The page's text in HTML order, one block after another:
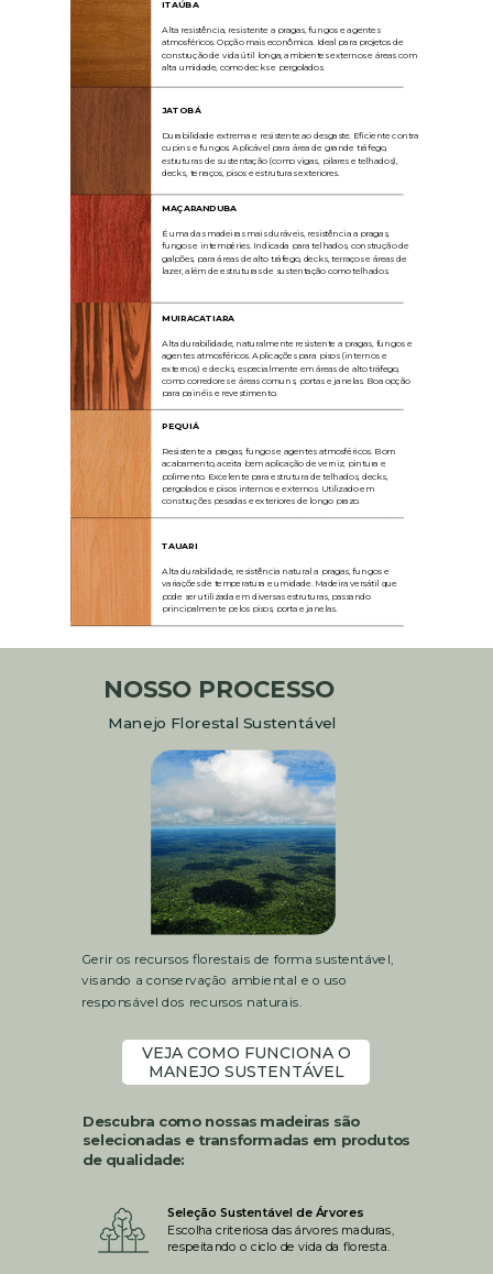
Manejo Florestal Sustentável
NOSSO PROCESSO
Gerir os recursos florestais de forma sustentável,
visando a conservação ambiental e o uso
responsável dos recursos naturais.
Descubra como nossas madeiras são
selecionadas e transformadas em produtos
de qualidade:
Seleção Sustentável de Árvores
Escolha criteriosa das árvores maduras,
respeitando o ciclo devida da floresta.
ITAÚBA
Alta resistência, resistente a pragas, fungos e agentes
atmosféricos. Opção mais econômica. Ideal para projetos de
construção de vida útil longa, ambientes externos e áreas com
alta umidade, como decks e pergolados.
JATOBÁ
Durabilidade extrema e resistente ao desgaste. Eficiente contra
cupins e fungos. Aplicável para área de grande tráfego,
estruturas de sustentação (como vigas, pilares e telhados),
decks, terraços, pisos e estruturas exteriores.
MAÇARANDUBA
É uma das madeiras mais duráveis, resistência a pragas,
fungos e intempéries. Indicada para telhados, construção de
galpões, para áreas de alto tráfego, decks, terraços e áreas de
lazer, além de estruturas de sustentação como telhados.
MUIRACATIARA
Alta durabilidade, naturalmente resistente a pragas, fungos e
agentes atmosféricos. Aplicações para pisos (internos e
externos) e decks, especialmente em áreas de alto tráfego,
como corredores e áreas comuns, portas e janelas. Boa opção
para painéis e revestimento.
PEQUIÁ
Resistente a pragas, fungos e agentes atmosféricos. Bom
acabamento, aceita bem aplicação de verniz, pintura e
polimento. Excelente para estrutura de telhados, decks,
pergolados e pisos internos e externos. Utilizado em
construções pesadas e exteriores de longo prazo.
TAUARI
Alta durabilidade, resistência natural a pragas, fungos e
variações de temperatura e umidade. Madeira versátil que
pode ser utilizada em diversas estruturas, passando
principalmente pelos pisos, porta e janelas.
VEJA COMO FUNCIONA O
MANEJO SUSTENTÁVEL